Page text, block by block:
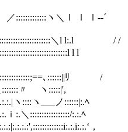
ヽ＼ｌ ｌ ｌ--´
＼l l:.l / /
l l
､::::::||ﾘ /
〃 ヽ:::::|',
ヽ::::ヽ___ノ::::::|:.ﾍ
:.＼:::::::::::::::::/:.:.ﾍ
，